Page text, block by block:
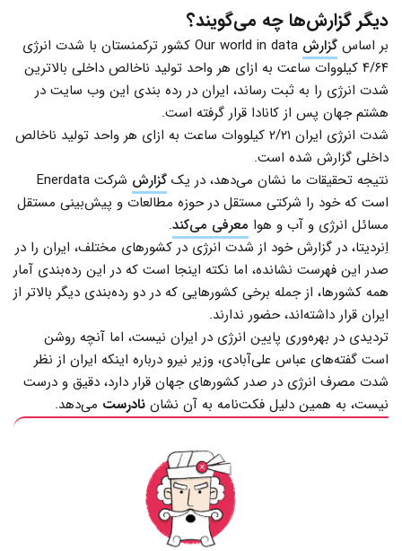
دیگر گزارش‌ها چه می‌گویند؟
بر اساس گزارش
Our world in data کشور ترکمنستان با شدت انرژی
۴/۶۴ کیلووات ساعت به ازای هر واحد تولید ناخالص داخلی بالاترین
شدت انرژی را به ثبت رساند، ایران در رده بندی این وب سایت در
هشتم جهان پس از کانادا قرار گرفته است.
شدت انرژی ایران ۲/۲۱ کیلووات ساعت به ازای هر واحد تولید ناخالص
داخلی گزارش شده است.
نتیجه تحقیقات ما نشان می‌دهد، در یک گزارش
شرکت Enerdata
است که خود را شرکتی مستقل در حوزه مطالعات و پیش‌بینی مستقل
مسائل انرژی و آب و هوا معرفی می‌کند.
اِنردیتا، در گزارش خود از شدت انرژی در کشورهای مختلف، ایران را در
صدر این فهرست نشانده، اما نکته اینجا است که در این رده‌بندی آمار
همه کشورها، از جمله برخی کشورهایی که در دو رده‌بندی دیگر بالاتر از
ایران قرار داشته‌اند، حضور ندارند.
تردیدی در بهره‌وری پایین انرژی در ایران نیست، اما آنچه روشن
است گفته‌های عباس علی‌آبادی، وزیر نیرو درباره اینکه ایران از نظر
شدت مصرف انرژی در صدر کشورهای جهان قرار دارد، دقیق و درست
نیست، به همین دلیل فکت‌نامه به آن نشان نادرست می‌دهد.